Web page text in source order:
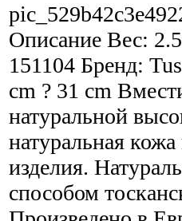
Описание Вес:
151104 Бренд:
cm ? 31 cm
натуральной
натуральная
изделия.
способом